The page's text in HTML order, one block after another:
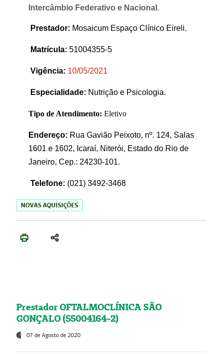
Intercâmbio Federativo e Nacional .
Prestador: Mosaicum Espaço Clínico Eireli.
Matrícula: 51004355-5
Vigência: 10/05/2021
Especialidade: Nutrição e Psicologia.
Tipo de Atendimento: Eletivo
Endereço: Rua Gavião Peixoto, nº. 124, Salas
1601 e 1602, Icaraí, Niterói, Estado do Rio de
Janeiro, Cep.: 24230-101.
Telefone: (021) 3492-3468
NOVAS AQUISIÇÕES
Prestador OFTALMOCLÍNICA SÃO
GONÇALO (55004164-2)
07 de Agosto de 2020